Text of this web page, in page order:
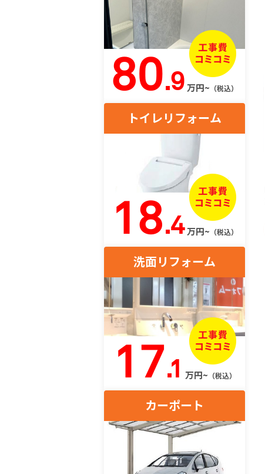
80.9 万円~ （税込）
トイレリフォーム
18.4万円~ （税込）
洗面リフォーム
17.1 万円~ （税込）
カーポート